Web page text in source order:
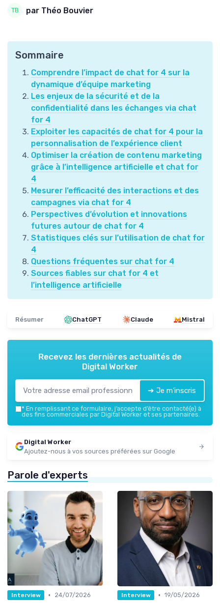
par Théo Bouvier
Sommaire
Comprendre l’impact de chat for 4 sur la
dynamique d’équipe marketing
Les enjeux de la sécurité et de la
confidentialité dans les échanges via chat
for 4
Exploiter les capacités de chat for 4 pour la
personnalisation de l’expérience client
Optimiser la création de contenu marketing
grâce à l’intelligence artificielle et chat for
4
Mesurer l’efficacité des interactions et des
campagnes via chat for 4
Perspectives d’évolution et innovations
futures autour de chat for 4
Statistiques clés sur l’utilisation de chat for
4
Questions fréquentes sur chat for 4
Sources fiables sur chat for 4 et
l’intelligence artificielle
Résumer ChatGPT Claude Mistral
Recevez les dernières actualités de
Digital Worker
➔ Je m'inscris
* En remplissant ce formulaire, j’accepte d’être contacté(e) à
des fins commerciales par Digital Worker et ses partenaires.
Digital Worker
Ajoutez-nous à vos sources préférées sur Google
Parole d'experts
Interview •
24/07/2026
Interview • 19/05/2026